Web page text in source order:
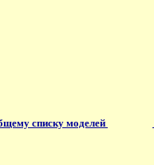
списку моделей